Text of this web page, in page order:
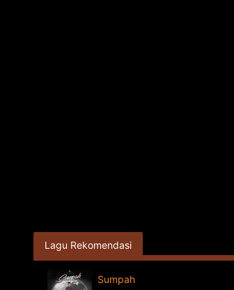
Lagu Rekomendasi
Sumpah